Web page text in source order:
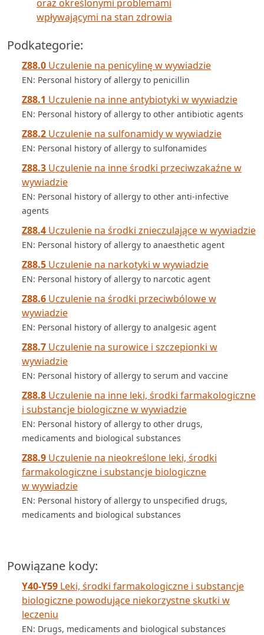
oraz określonymi problemami
wpływającymi na stan zdrowia
Podkategorie:
Z88.0 Uczulenie na penicylinę w wywiadzie
EN: Personal history of allergy to penicillin
Z88.1 Uczulenie na inne antybiotyki w wywiadzie
EN: Personal history of allergy to other antibiotic agents
Z88.2 Uczulenie na sulfonamidy w wywiadzie
EN: Personal history of allergy to sulfonamides
Z88.3 Uczulenie na inne środki przeciwzakaźne w
wywiadzie
EN: Personal history of allergy to other anti-infective
agents
Z88.4 Uczulenie na środki znieczulające w wywiadzie
EN: Personal history of allergy to anaesthetic agent
Z88.5 Uczulenie na narkotyki w wywiadzie
EN: Personal history of allergy to narcotic agent
Z88.6 Uczulenie na środki przeciwbólowe w
wywiadzie
EN: Personal history of allergy to analgesic agent
Z88.7 Uczulenie na surowice i szczepionki w
wywiadzie
EN: Personal history of allergy to serum and vaccine
Z88.8 Uczulenie na inne leki, środki farmakologiczne
i substancje biologiczne w wywiadzie
EN: Personal history of allergy to other drugs,
medicaments and biological substances
Z88.9 Uczulenie na nieokreślone leki, środki
farmakologiczne i substancje biologiczne
w wywiadzie
EN: Personal history of allergy to unspecified drugs,
medicaments and biological substances
Powiązane kody:
Y40-Y59 Leki, środki farmakologiczne i substancje
biologiczne powodujące niekorzystne skutki w
leczeniu
EN: Drugs, medicaments and biological substances